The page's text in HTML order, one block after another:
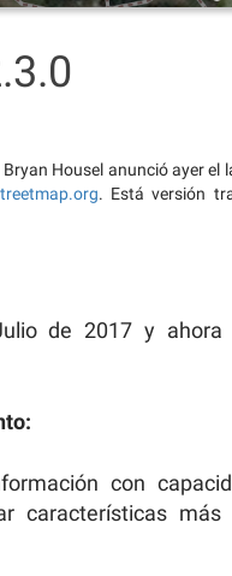
Bryan Housel anunció ayer el
. Está versión
de 2017 y ahora
con
características